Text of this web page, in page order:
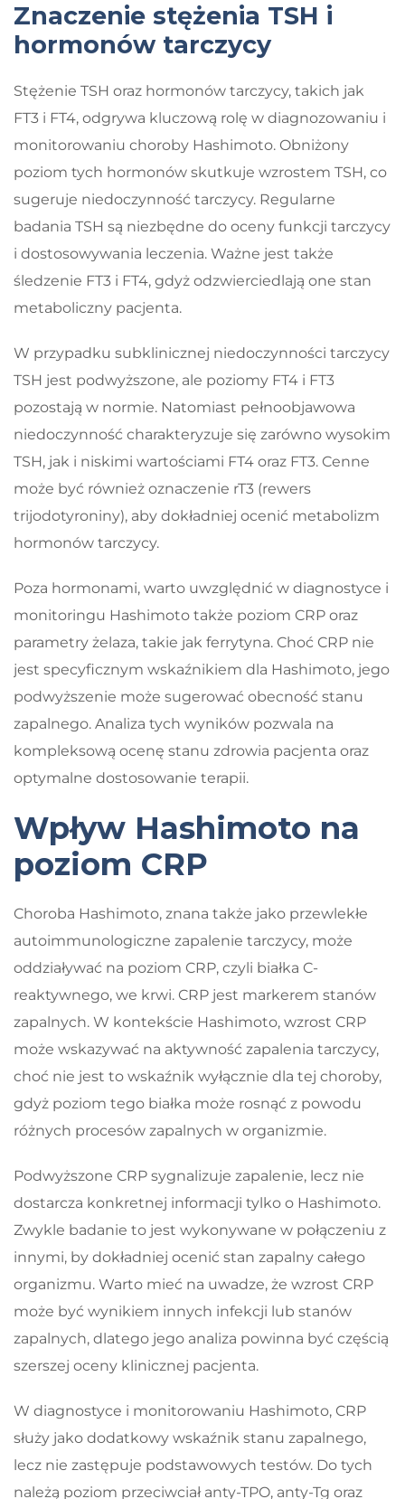
Znaczenie stężenia TSH i
hormonów tarczycy
Stężenie TSH oraz hormonów tarczycy, takich jak
FT3 i FT4, odgrywa kluczową rolę w diagnozowaniu i
monitorowaniu choroby Hashimoto. Obniżony
poziom tych hormonów skutkuje wzrostem TSH, co
sugeruje niedoczynność tarczycy. Regularne
badania TSH są niezbędne do oceny funkcji tarczycy
i dostosowywania leczenia. Ważne jest także
śledzenie FT3 i FT4, gdyż odzwierciedlają one stan
metaboliczny pacjenta.
W przypadku subklinicznej niedoczynności tarczycy
TSH jest podwyższone, ale poziomy FT4 i FT3
pozostają w normie. Natomiast pełnoobjawowa
niedoczynność charakteryzuje się zarówno wysokim
TSH, jak i niskimi wartościami FT4 oraz FT3. Cenne
może być również oznaczenie rT3 (rewers
trijodotyroniny), aby dokładniej ocenić metabolizm
hormonów tarczycy.
Poza hormonami, warto uwzględnić w diagnostyce i
monitoringu Hashimoto także poziom CRP oraz
parametry żelaza, takie jak ferrytyna. Choć CRP nie
jest specyficznym wskaźnikiem dla Hashimoto, jego
podwyższenie może sugerować obecność stanu
zapalnego. Analiza tych wyników pozwala na
kompleksową ocenę stanu zdrowia pacjenta oraz
optymalne dostosowanie terapii.
Wpływ Hashimoto na
poziom CRP
Choroba Hashimoto, znana także jako przewlekłe
autoimmunologiczne zapalenie tarczycy, może
oddziaływać na poziom CRP, czyli białka C-
reaktywnego, we krwi. CRP jest markerem stanów
zapalnych. W kontekście Hashimoto, wzrost CRP
może wskazywać na aktywność zapalenia tarczycy,
choć nie jest to wskaźnik wyłącznie dla tej choroby,
gdyż poziom tego białka może rosnąć z powodu
różnych procesów zapalnych w organizmie.
Podwyższone CRP sygnalizuje zapalenie, lecz nie
dostarcza konkretnej informacji tylko o Hashimoto.
Zwykle badanie to jest wykonywane w połączeniu z
innymi, by dokładniej ocenić stan zapalny całego
organizmu. Warto mieć na uwadze, że wzrost CRP
może być wynikiem innych infekcji lub stanów
zapalnych, dlatego jego analiza powinna być częścią
szerszej oceny klinicznej pacjenta.
W diagnostyce i monitorowaniu Hashimoto, CRP
służy jako dodatkowy wskaźnik stanu zapalnego,
lecz nie zastępuje podstawowych testów. Do tych
należą poziom przeciwciał anty-TPO, anty-Tg oraz